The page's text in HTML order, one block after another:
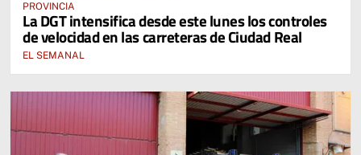
PROVINCIA
La DGT intensifica desde este lunes los controles
de velocidad en las carreteras de Ciudad Real
EL SEMANAL